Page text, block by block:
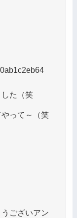
た（笑
って～（笑
ございアン